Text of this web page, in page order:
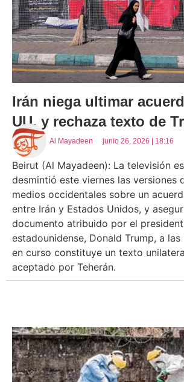
Irán niega ultimar
UU. y rechaza texto de
Al Mayadeen junio 26, 2026 | 18:16
Beirut (Al Mayadeen): La televisión
desmintió este viernes las versiones
medios occidentales sobre un
entre Irán y Estados Unidos, y
documento atribuido por el
estadounidense, Donald Trump, a
en curso constituye un texto
aceptado por Teherán.